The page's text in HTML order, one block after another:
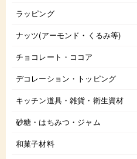
ラッピング
ナッツ(アーモンド・くるみ等)
チョコレート・ココア
デコレーション・トッピング
キッチン道具・雑貨・衛生資材
砂糖・はちみつ・ジャム
和菓子材料